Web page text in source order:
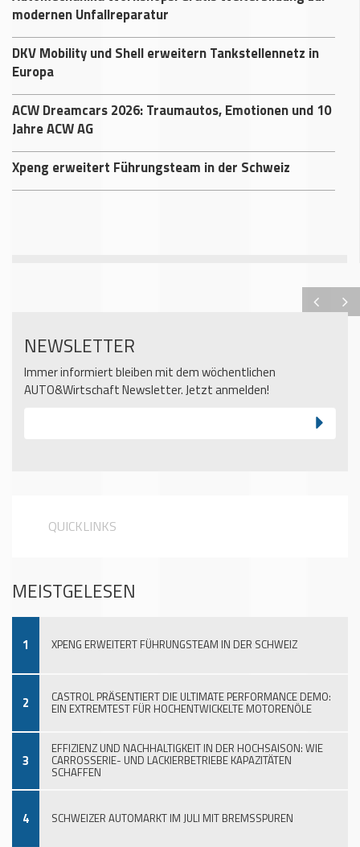
modernen Unfallreparatur
DKV Mobility und Shell erweitern Tankstellennetz in
Europa
ACW Dreamcars 2026: Traumautos, Emotionen und 10
Jahre ACW AG
Xpeng erweitert Führungsteam in der Schweiz
NEWSLETTER
Immer informiert bleiben mit dem wöchentlichen
AUTO&Wirtschaft Newsletter. Jetzt anmelden!
QUICKLINKS
MEISTGELESEN
1 XPENG ERWEITERT FÜHRUNGSTEAM IN DER SCHWEIZ
2 CASTROL PRÄSENTIERT DIE ULTIMATE PERFORMANCE DEMO:
EIN EXTREMTEST FÜR HOCHENTWICKELTE MOTORENÖLE
3
EFFIZIENZ UND NACHHALTIGKEIT IN DER HOCHSAISON: WIE
CARROSSERIE- UND LACKIERBETRIEBE KAPAZITÄTEN
SCHAFFEN
4 SCHWEIZER AUTOMARKT IM JULI MIT BREMSSPUREN